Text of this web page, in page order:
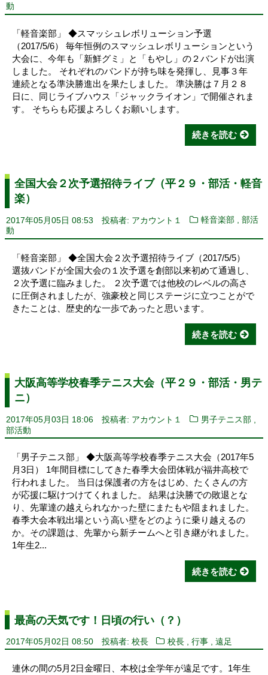
動
「軽音楽部」 ◆スマッシュレボリューション予選
（2017/5/6） 毎年恒例のスマッシュレボリューションという
大会に、今年も「新鮮グミ」と「もやし」の２バンドが出演
しました。 それぞれのバンドが持ち味を発揮し、見事３年
連続となる準決勝進出を果たしました。 準決勝は７月２８
日に、同じライブハウス「ジャックライオン」で開催されま
す。 そちらも応援よろしくお願いします。
続きを読む
全国大会２次予選招待ライブ（平２９・部活・軽音
楽）
2017年05月05日 08:53 投稿者: アカウント１ 軽音楽部 ,部活
動
「軽音楽部」 ◆全国大会２次予選招待ライブ（2017/5/5）
選抜バンドが全国大会の１次予選を創部以来初めて通過し、
２次予選に臨みました。 ２次予選では他校のレベルの高さ
に圧倒されましたが、強豪校と同じステージに立つことがで
きたことは、歴史的な一歩であったと思います。
続きを読む
大阪高等学校春季テニス大会（平２９・部活・男テ
ニ）
2017年05月03日 18:06 投稿者: アカウント１ 男子テニス部
部活動
「男子テニス部」 ◆大阪高等学校春季テニス大会（2017年5
月3日） 1年間目標にしてきた春季大会団体戦が福井高校で
行われました。 当日は保護者の方をはじめ、たくさんの方
が応援に駆けつけてくれました。 結果は決勝での敗退とな
り、先輩達の越えられなかった壁にまたもや阻まれました。
春季大会本戦出場という高い壁をどのように乗り越えるの
か。その課題は、先輩から新チームへと引き継がれました。
1年生2...
続きを読む
最高の天気です！日頃の行い（？）
2017年05月02日 08:50 投稿者: 校長 校長 ,行事 ,遠足
連休の間の5月2日金曜日、本校は全学年が遠足です。1年生